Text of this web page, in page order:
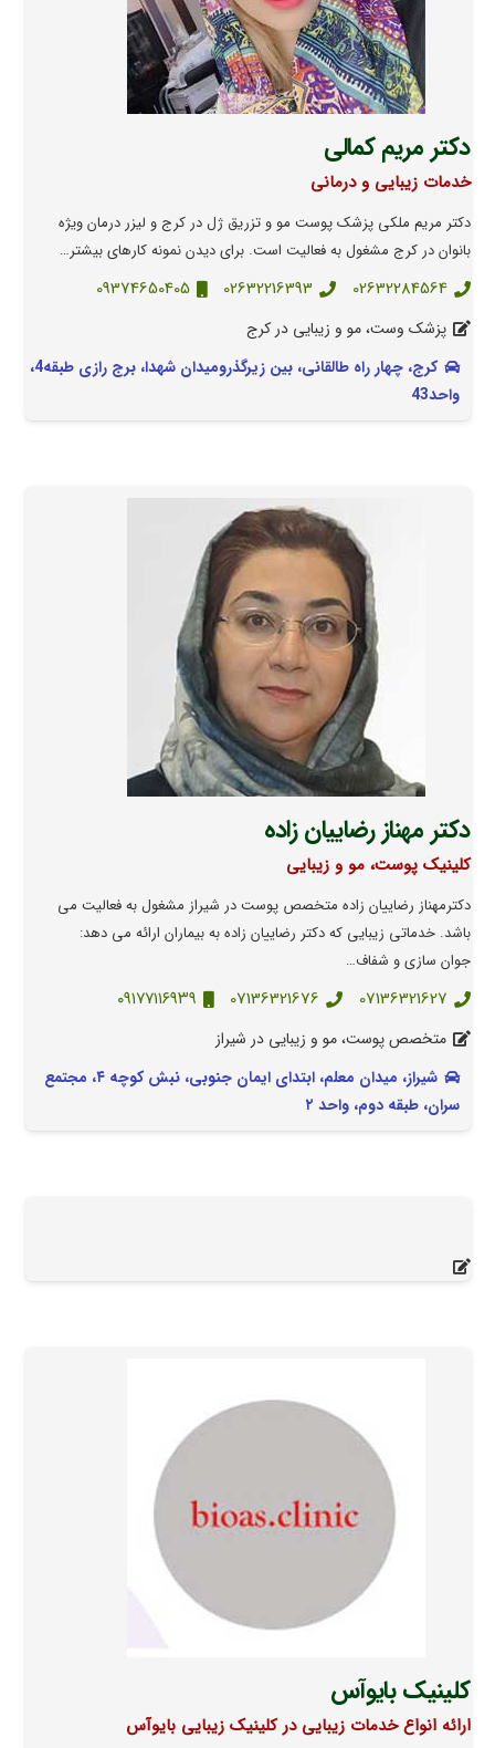
دکتر مریم کمالی
خدمات زیبایی و درمانی
دکتر مریم ملکی پزشک پوست مو و تزریق ژل در کرج و لیزر درمان ویژه
بانوان در کرج مشغول به فعالیت است. برای دیدن نمونه کارهای بیشتر…
02632284564
02632216393
09374650405
پزشک وست، مو و زیبایی در کرج
کرج، چهار راه طالقانی، بین زیرگذرومیدان شهدا، برج رازی طبقه4،
واحد43
دکتر مهناز رضاییان زاده
کلینیک پوست، مو و زیبایی
دکترمهناز رضاییان زاده متخصص پوست در شیراز مشغول به فعالیت می
باشد. خدماتی زیبایی که دکتر رضاییان زاده به بیماران ارائه می دهد:
جوان سازی و شفاف…
07136321627
07136321676 ۰۹۱۷۷۱۱۶۹۳۹
متخصص پوست، مو و زیبایی در شیراز
شیراز، میدان معلم، ابتدای ایمان جنوبی، نبش کوچه ۴، مجتمع
سران، طبقه دوم، واحد ۲
کلینیک بایوآس
ارائه انواع خدمات زیبایی در کلینیک زیبایی بایوآس